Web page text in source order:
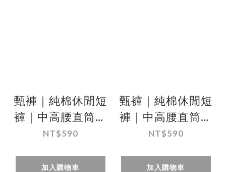
甄褲｜純棉休閒短
褲｜中高腰直筒・
白色細格紋
NT$590
加入購物車
甄褲｜純棉休閒短
褲｜中高腰直筒・
深卡其色壓紋
NT$590
加入購物車